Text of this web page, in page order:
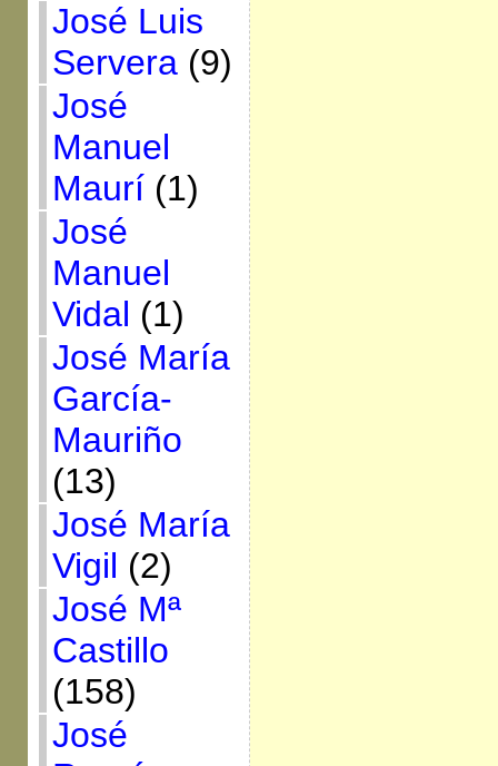
José Luis
Servera(9)
José
Manuel
Maurí(1)
José
Manuel
Vidal (1)
José María
García-
Mauriño
(13)
José María
Vigil (2)
José Mª
Castillo
(158)
José